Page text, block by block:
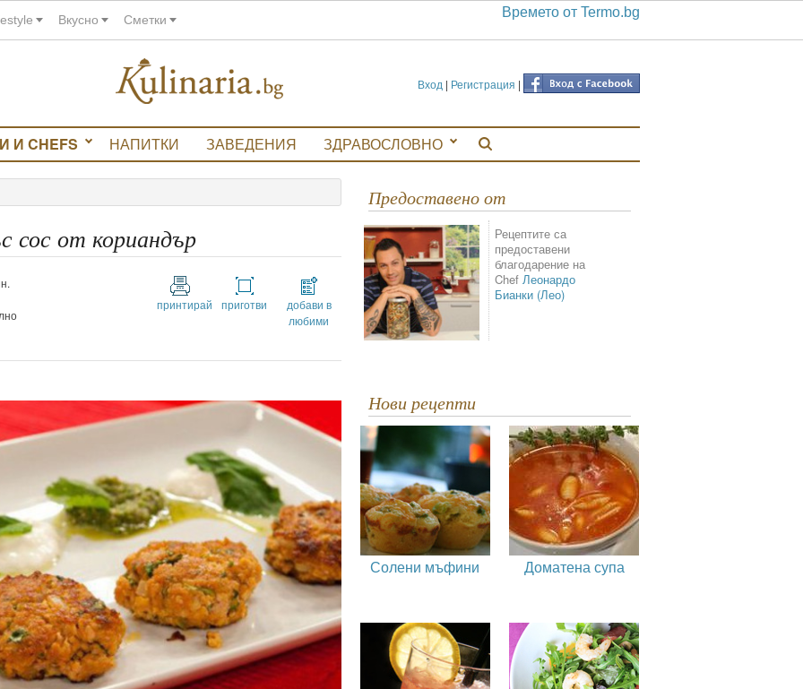
Вкусно Сметки Времето от Termo.bg
Вход | Регистрация |
И CHEFS НАПИТКИ ЗАВЕДЕНИЯ ЗДРАВОСЛОВНО
от кориандър
принтирай приготви
добави в
любими
Предоставено от
Рецептите са
предоставени
благодарение на
Chef Леонардо
Бианки (Лео)
Нови рецепти
Солени мъфини Доматена супа